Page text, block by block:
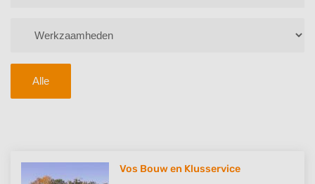
Alle
Vos Bouw en Klusservice